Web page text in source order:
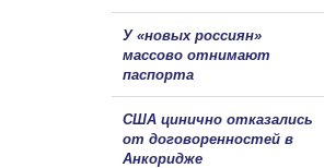
У «новых россиян»
массово отнимают
паспорта
США цинично отказались
от договоренностей в
Анкоридже